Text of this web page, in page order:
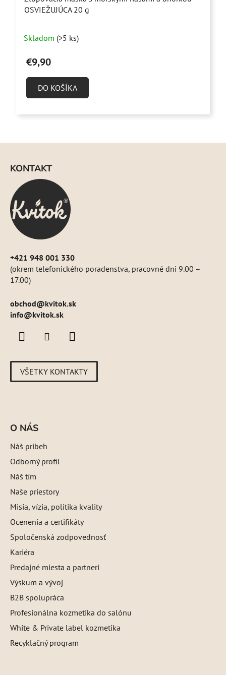
OSVIEŽUJÚCA 20 g
hodnotenie
produktu
z
Skladom (>5 ks)
€9,90
DO KOŠÍKA
KONTAKT
+421 948 001 330
(okrem telefonického poradenstva, pracovné dni 9.00 –
17.00)
obchod@kvitok.sk
info@kvitok.sk
VŠETKY KONTAKTY
O NÁS
Náš príbeh
Odborný profil
Náš tím
Naše priestory
Misia, vízia, politika kvality
Ocenenia a certifikáty
Spoločenská zodpovednosť
Kariéra
Predajné miesta a partneri
Výskum a vývoj
B2B spolupráca
Profesionálna kozmetika do salónu
White & Private label kozmetika
Recyklačný program